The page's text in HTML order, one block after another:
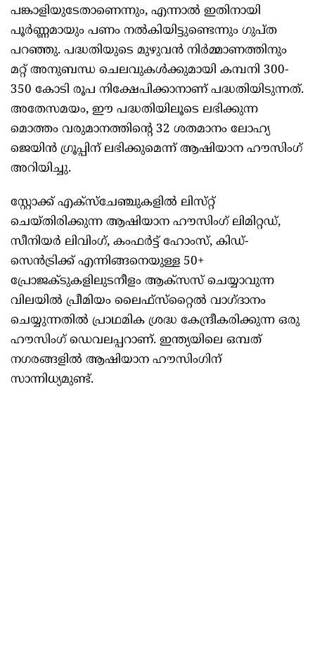
പങ്കാളിയുടേതാണെന്നും, എന്നാൽ ഇതിനായി
പൂർണ്ണമായും പണം നൽകിയിട്ടുണ്ടെന്നും ഗുപ്ത
പറഞ്ഞു. പദ്ധതിയുടെ മുഴുവൻ നിർമ്മാണത്തിനും
മറ്റ് അനുബന്ധ ചെലവുകൾക്കുമായി കമ്പനി 300-
350 കോടി രൂപ നിക്ഷേപിക്കാനാണ് പദ്ധതിയിടുന്നത്.
അതേസമയം, ഈ പദ്ധതിയിലൂടെ ലഭിക്കുന്ന
മൊത്തം വരുമാനത്തിന്റെ 32 ശതമാനം ലോഹ്യ
ജെയിൻ ഗ്രൂപ്പിന് ലഭിക്കുമെന്ന് ആഷിയാന ഹൗസിംഗ്
അറിയിച്ചു.
സ്റ്റോക്ക് എക്‌സ്‌ചേഞ്ചുകളിൽ ലിസ്‌റ്റ്
ചെയ്‌തിരിക്കുന്ന ആഷിയാന ഹൗസിംഗ് ലിമിറ്റഡ്,
സീനിയർ ലിവിംഗ്, കംഫർട്ട് ഹോംസ്, കിഡ്-
സെൻട്രിക്ക് എന്നിങ്ങനെയുള്ള 50+
പ്രോജക്‌ടുകളിലുടനീളം ആക്‌സസ് ചെയ്യാവുന്ന
വിലയിൽ പ്രീമിയം ലൈഫ്‌സ്‌റ്റൈൽ വാഗ്ദാനം
ചെയ്യുന്നതിൽ പ്രാഥമിക ശ്രദ്ധ കേന്ദ്രീകരിക്കുന്ന ഒരു
ഹൗസിംഗ് ഡെവലപ്പറാണ്. ഇന്ത്യയിലെ ഒമ്പത്
നഗരങ്ങളിൽ ആഷിയാന ഹൗസിംഗിന്
സാന്നിധ്യമുണ്ട്.